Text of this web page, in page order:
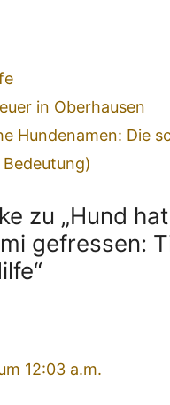
in Oberhausen
Hundenamen: Die
zu „Hund hat
gefressen:
12:03 a.m.